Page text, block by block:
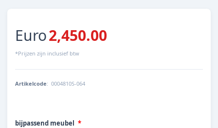
Euro2,450.00
*Prijzen zijn inclusief btw
Artikelcode: 0004810S-064
bijpassend meubel